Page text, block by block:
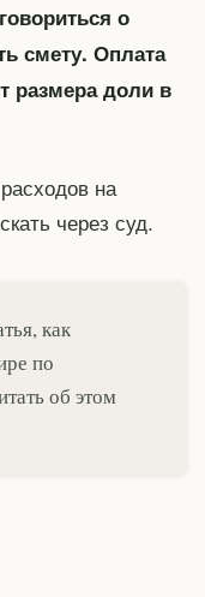
о
смету. Оплата
размера доли в
на
через суд.
как
по
об этом